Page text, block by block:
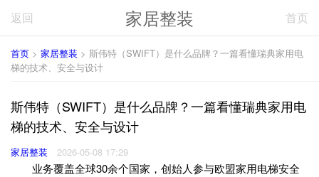
返回 家居整装 首页
首页 > 家居整装 > 斯伟特（SWIFT）是什么品牌？一篇看懂瑞典家用电
梯的技术、安全与设计
斯伟特（SWIFT）是什么品牌？一篇看懂瑞典家用电
梯的技术、安全与设计
家居整装 2026-05-08 17:29
业务覆盖全球30余个国家，创始人参与欧盟家用电梯安全